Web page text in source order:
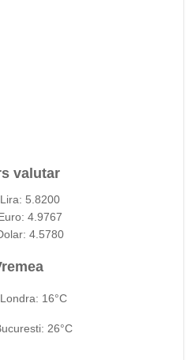
valutar
5.8200
4.9767
4.5780
Londra: 16°C
26°C